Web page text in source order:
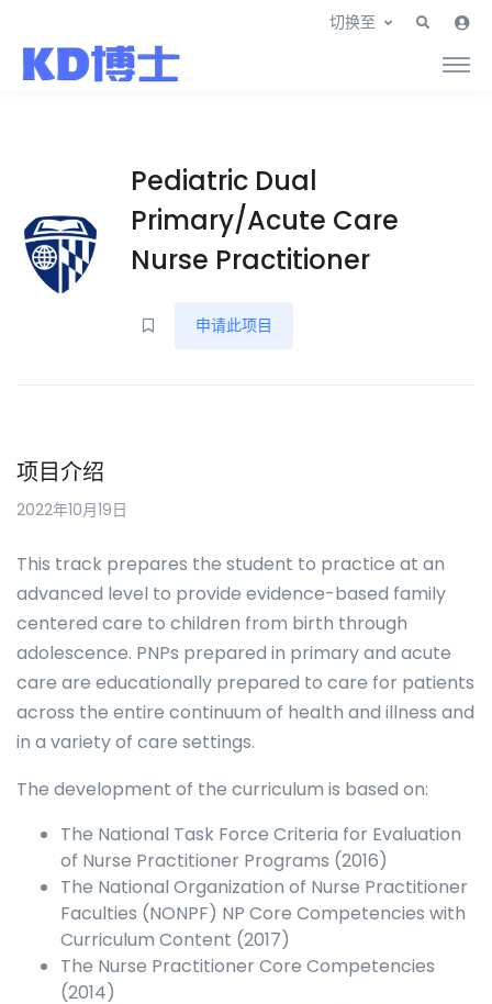
切换至
Pediatric Dual
Primary/Acute Care
Nurse Practitioner
申请此项目
项目介绍
2022年10月19日
This track prepares the student to practice at an
advanced level to provide evidence-based family
centered care to children from birth through
adolescence. PNPs prepared in primary and acute
care are educationally prepared to care for patients
across the entire continuum of health and illness and
in a variety of care settings.
The development of the curriculum is based on:
The National Task Force Criteria for Evaluation
of Nurse Practitioner Programs (2016)
The National Organization of Nurse Practitioner
Faculties (NONPF) NP Core Competencies with
Curriculum Content (2017)
The Nurse Practitioner Core Competencies
(2014)